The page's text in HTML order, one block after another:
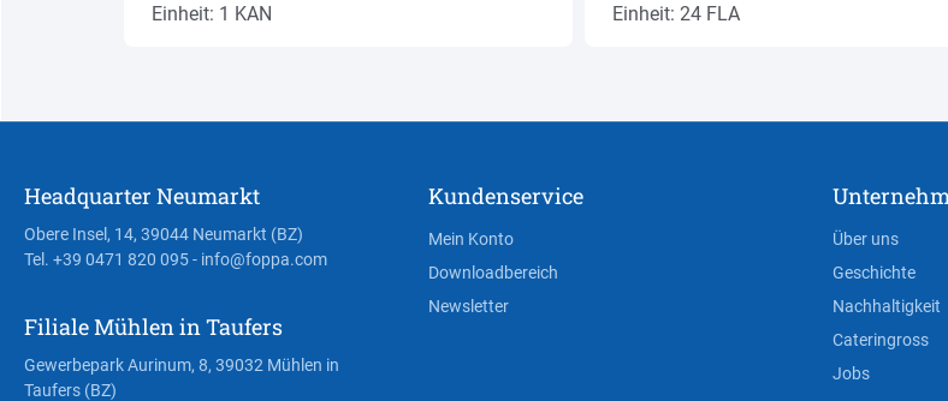
Einheit: 1 KAN Einheit: 24 FLA
Headquarter Neumarkt
Obere Insel, 14, 39044 Neumarkt (BZ)
Tel. +39 0471 820 095- info@foppa.com
Filiale Mühlen in Taufers
Gewerbepark Aurinum, 8, 39032 Mühlen in
Taufers (BZ)
Kundenservice
Mein Konto
Downloadbereich
Newsletter
Über uns
Geschichte
Nachhaltigkeit
Cateringross
Jobs